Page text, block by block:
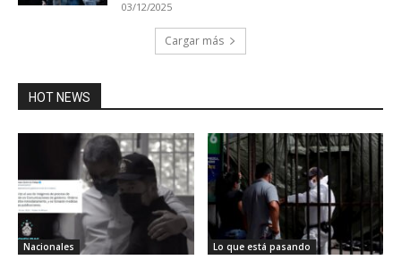
03/12/2025
Cargar más
HOT NEWS
Nacionales Lo que está pasando